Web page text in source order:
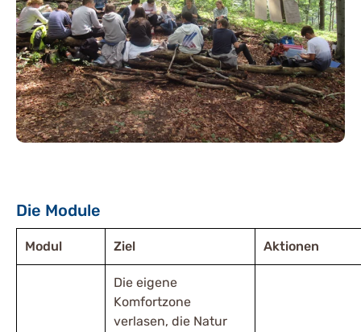
Die Module
Modul Ziel Aktionen
Die eigene
Komfortzone
verlasen, die Natur